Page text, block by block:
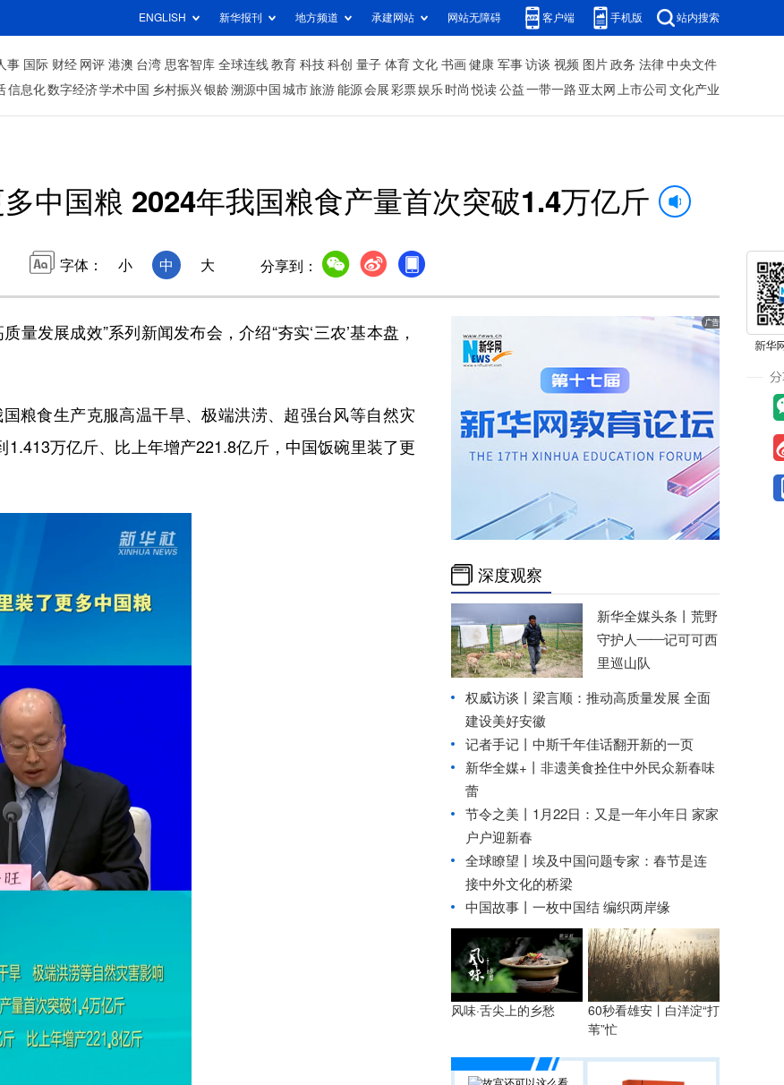
ENGLISH 新华报刊 地方频道 承建网站 网站无障碍 客户端 手机版 站内搜索
事 国际 财经 网评 港澳 台湾 思客智库 全球连线 教育 科技 科创 量子 体育 文化 书画 健康 军事 访谈 视频 图片 政务 法律 中央文件
信息化数字经济学术中国 乡村振兴银龄溯源中国 城市旅游 能源 会展 彩票娱乐 时尚 悦读 公益 一带一路 亚太网 上市公司 文化产业
中国粮 2024年我国粮食产量首次突破1.4万亿斤
字体： 小 中 大 分享到：
发展成效”系列新闻发布会，介绍“夯实‘三农’基本盘，
食生产克服高温干旱、极端洪涝、超强台风等自然灾
万亿斤、比上年增产221.8亿斤，中国饭碗里装了更
深度观察
新华全媒头条丨 荒野
守护人——记可可西
里巡山队
权威访谈丨 梁言顺：推动高质量发展 全面
建设美好安徽
记者手记丨中斯千年佳话翻开新的一页
新华全媒+丨 非遗美食拴住中外民众新春味
蕾
节令之美丨1月22日：又是一年小年日 家家
户户迎新春
全球瞭望丨埃及中国问题专家：春节是连
接中外文化的桥梁
中国故事丨一枚中国结 编织两岸缘
风味·舌尖上的乡愁
60秒看雄安丨白洋淀“打
苇”忙